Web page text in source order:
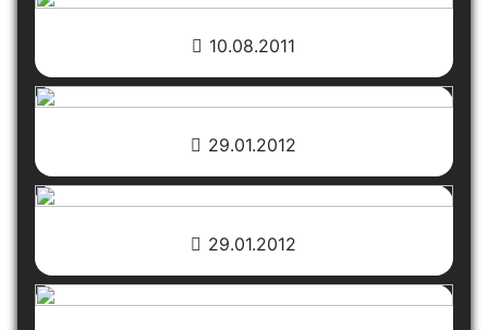
10.08.2011
29.01.2012
29.01.2012